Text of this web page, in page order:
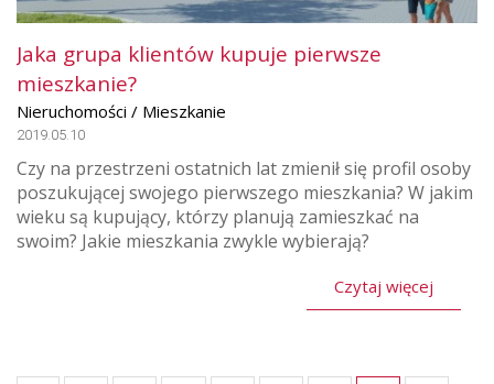
Jaka grupa klientów kupuje pierwsze
mieszkanie?
Nieruchomości / Mieszkanie
2019.05.10
Czy na przestrzeni ostatnich lat zmienił się profil osoby
poszukującej swojego pierwszego mieszkania? W jakim
wieku są kupujący, którzy planują zamieszkać na
swoim? Jakie mieszkania zwykle wybierają?
Czytaj więcej